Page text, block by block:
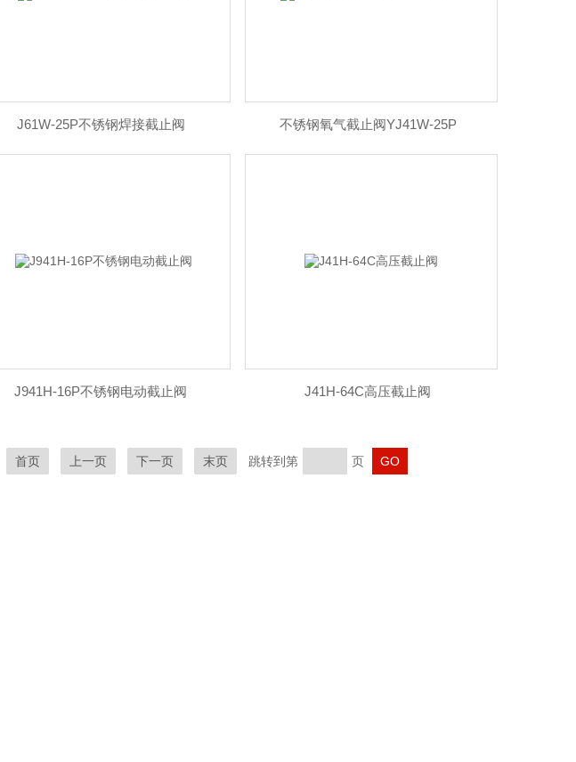
J61W-25P不锈钢焊接截止阀 不锈钢氧气截止阀YJ41W-25P
J941H-16P不锈钢电动截止阀 J41H-64C高压截止阀
首页 上一页 下一页 末页 跳转到第 页